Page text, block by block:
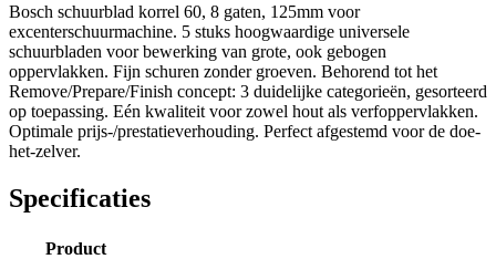
Bosch schuurblad korrel 60, 8 gaten, 125mm voor
excenterschuurmachine. 5 stuks hoogwaardige universele
schuurbladen voor bewerking van grote, ook gebogen
oppervlakken. Fijn schuren zonder groeven. Behorend tot het
Remove/Prepare/Finish concept: 3 duidelijke categorieën, gesorteerd
op toepassing. Eén kwaliteit voor zowel hout als verfoppervlakken.
Optimale prijs-/prestatieverhouding. Perfect afgestemd voor de doe-
het-zelver.
Specificaties
Product